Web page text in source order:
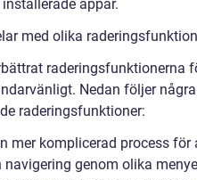
appar.
med olika
raderingsfunktionerna
Nedan följer
raderingsfunktioner:
mer komplicerad process för
genom olika